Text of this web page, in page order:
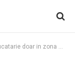
doar in zona blatului